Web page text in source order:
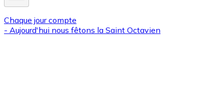
Chaque jour compte
- Aujourd'hui nous fêtons la Saint Octavien